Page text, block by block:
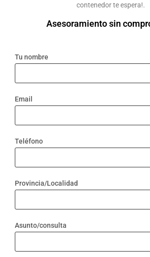
contenedor te espera!.
Asesoramiento sin
Tu nombre
Email
Teléfono
Provincia/Localidad
Asunto/consulta